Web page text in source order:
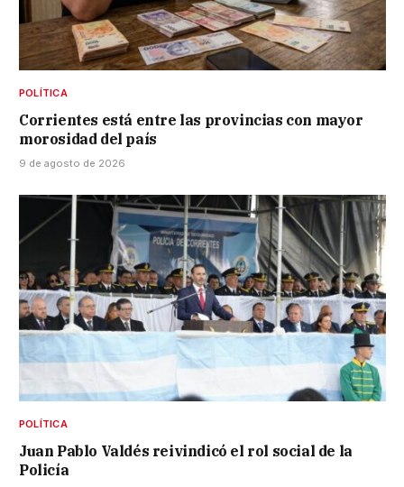
POLÍTICA
Corrientes está entre las provincias con mayor
morosidad del país
9 de agosto de 2026
POLÍTICA
Juan Pablo Valdés reivindicó el rol social de la
Policía